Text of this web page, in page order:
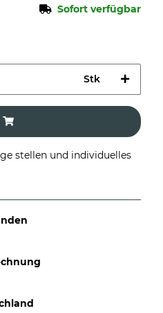
Sofort verfügbar
Stk
stellen und individuelles